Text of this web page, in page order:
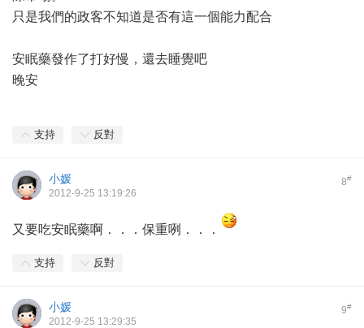
只是我們的政客不知道是否有這一個能力配合
安眠藥發作了打好慢，還去睡覺吧
晚安
支持 反對
8#
小媛
2012-9-25 13:19:26
又要吃安眠藥啊．．．保重咧．．．
支持 反對
9#
小媛
2012-9-25 13:29:35